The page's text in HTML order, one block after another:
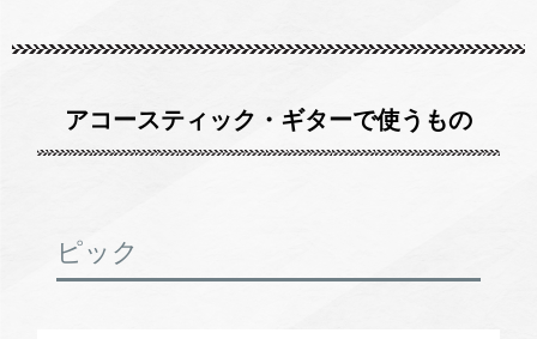
アコースティック・ギターで使うもの
ピック